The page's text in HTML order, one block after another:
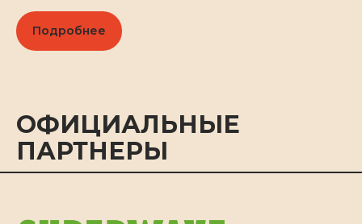
Подробнее
ОФИЦИАЛЬНЫЕ
ПАРТНЕРЫ